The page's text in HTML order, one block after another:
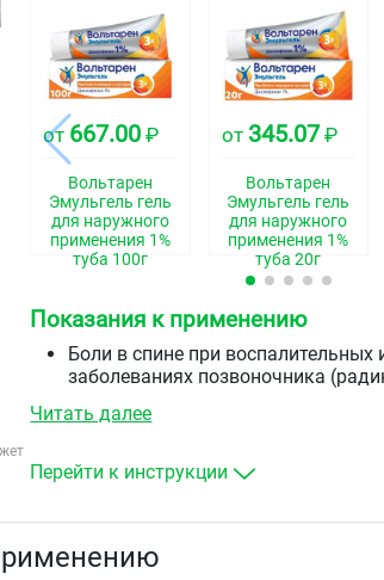
от 667.00 ₽
Вольтарен
Эмульгель гель
для наружного
применения 1%
туба 100г
от 345.07₽
Вольтарен
Эмульгель гель
для наружного
применения 1%
туба 20г
Показания к применению
Боли в спине при воспалительных
заболеваниях позвоночника
боли в суставах (суставы пальцев
боли в мышцах (вследствие
заболеваниях (тендовагинит,
Читать далее
Перейти к инструкции